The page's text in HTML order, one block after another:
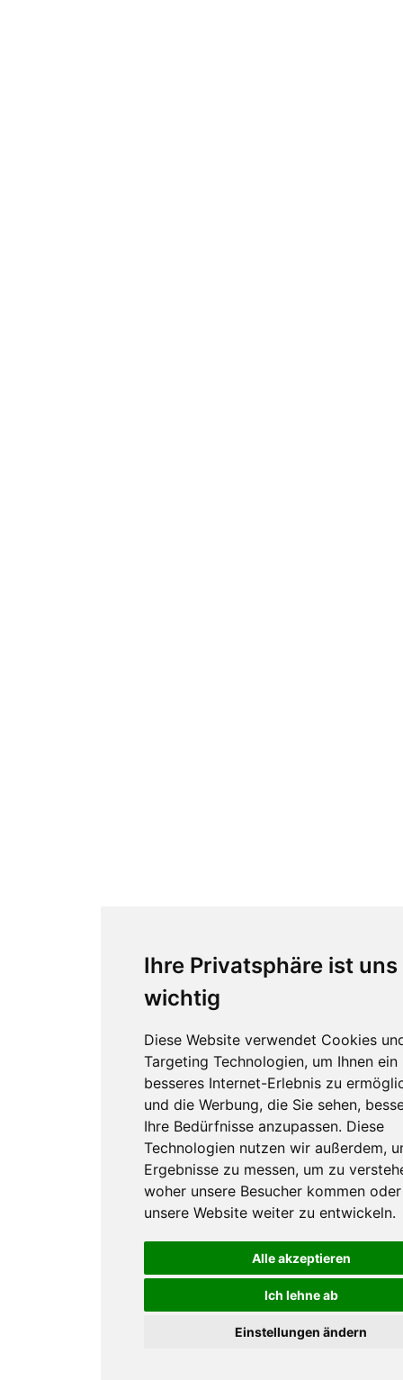
Ihre Privatsphäre ist uns
wichtig
Diese Website verwendet Cookies
Targeting Technologien, um Ihnen ein
besseres Internet-Erlebnis zu
und die Werbung, die Sie sehen,
Ihre Bedürfnisse anzupassen. Diese
Technologien nutzen wir außerdem,
Ergebnisse zu messen, um zu
woher unsere Besucher kommen
unsere Website weiter zu entwickeln.
Alle akzeptieren
Ich lehne ab
Einstellungen ändern